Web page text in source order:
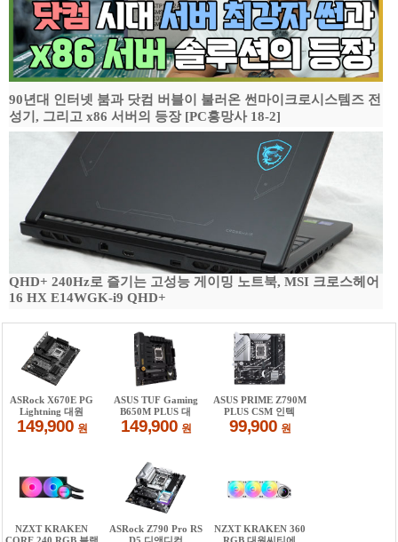
90년대 인터넷 붐과 닷컴 버블이 불러온 썬마이크로시스템즈 전
성기, 그리고 x86 서버의 등장 [PC흥망사 18-2]
QHD+ 240Hz로 즐기는 고성능 게이밍 노트북, MSI 크로스헤어
16 HX E14WGK-i9 QHD+